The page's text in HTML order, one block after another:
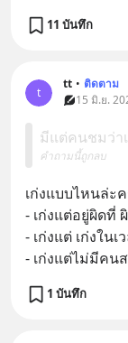
11 บันทึก
t
tt • ติดตาม
15 มิ.ย.
มีแต่คนชมว่า
คำถามนี้ถูกลบ
เก่งแบบไหนล่ะ
- เก่งแต่อยู่ผิดที่
- เก่งแต่ เก่งใน
- เก่งแต่ไม่มีคน
1 บันทึก